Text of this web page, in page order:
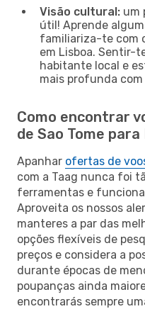
Visão cultural: um
útil! Aprende
familiariza-te com
em Lisboa. Sentir-
habitante local e
mais profunda
Como encontrar
de Sao Tome para
Apanhar ofertas de
com a Taag nunca foi
ferramentas e
Aproveita os nossos
manteres a par das
opções flexíveis de
preços e considera a
durante épocas de
poupanças ainda
encontrarás sempre